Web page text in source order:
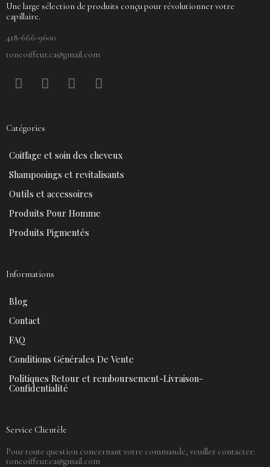
Une large sélection de produits conçu pour révolutionner votre
capillaire.
418-666-9600
toncoiffeur.ca@gmail.com
F
a
b
o
o
k
P
i
e
e
s
t
Y
o
b
e
I
n
r
a
Catégories
Coiffage et soin des cheveux
Shampooings et revitalisants
Outils et accessoires
Produits Pour Homme
Produits Pigmentés
Informations
Blog
Contact
FAQ
Conditions Générales De Vente
Politiques Retour et remboursement-Livraison-
Confidentialité
Service Clientèle
Pour toute question concernant votre commande, veuillez contacter:
toncoiffeur.ca@gmail.com